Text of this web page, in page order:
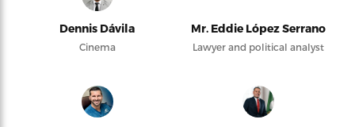
Dennis Dávila
Cinema
Mr. Eddie López Serrano
Lawyer and political analyst